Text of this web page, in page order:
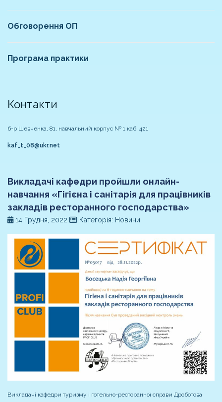
Обговорення ОП
Програма практики
Контакти
б-р Шевченка, 81, навчальний корпус № 1 каб. 421
kaf_t_08@ukr.net
Викладачі кафедри пройшли онлайн-
навчання «Гігієна і санітарія для працівників
закладів ресторанного господарства»
14 Грудня, 2022 Категорія: Новини
Викладачі кафедри туризму і готельно-ресторанної справи Дроботова